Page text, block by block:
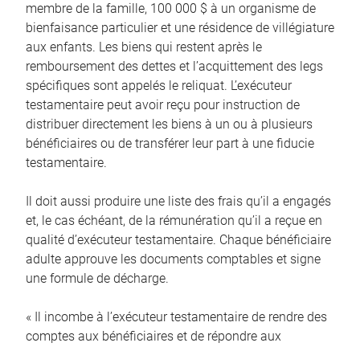
membre de la famille, 100 000 $ à un organisme de
bienfaisance particulier et une résidence de villégiature
aux enfants. Les biens qui restent après le
remboursement des dettes et l’acquittement des legs
spécifiques sont appelés le reliquat. L’exécuteur
testamentaire peut avoir reçu pour instruction de
distribuer directement les biens à un ou à plusieurs
bénéficiaires ou de transférer leur part à une fiducie
testamentaire.
Il doit aussi produire une liste des frais qu’il a engagés
et, le cas échéant, de la rémunération qu’il a reçue en
qualité d’exécuteur testamentaire. Chaque bénéficiaire
adulte approuve les documents comptables et signe
une formule de décharge.
« Il incombe à l’exécuteur testamentaire de rendre des
comptes aux bénéficiaires et de répondre aux